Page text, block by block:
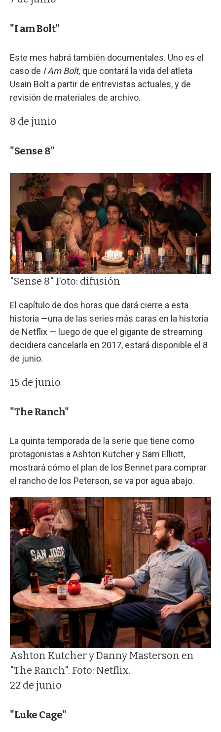
"I am Bolt"
Este mes habrá también documentales. Uno es el
caso de I Am Bolt, que contará la vida del atleta
Usain Bolt a partir de entrevistas actuales, y de
revisión de materiales de archivo.
8 de junio
"Sense 8"
"Sense 8" Foto: difusión
El capítulo de dos horas que dará cierre a esta
historia —una de las series más caras en la historia
de Netflix — luego de que el gigante de streaming
decidiera cancelarla en 2017, estará disponible el 8
de junio.
15 de junio
"The Ranch"
La quinta temporada de la serie que tiene como
protagonistas a Ashton Kutcher y Sam Elliott,
mostrará cómo el plan de los Bennet para comprar
el rancho de los Peterson, se va por agua abajo.
Ashton Kutcher y Danny Masterson en
"The Ranch". Foto: Netflix.
22 de junio
"Luke Cage"